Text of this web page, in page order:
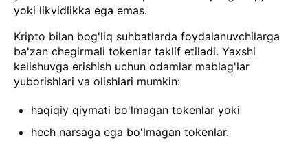
yoki likvidlikka ega emas.
Kripto bilan bog'liq suhbatlarda foydalanuvchilarga
ba'zan chegirmali tokenlar taklif etiladi. Yaxshi
kelishuvga erishish uchun odamlar mablag'lar
yuborishlari va olishlari mumkin:
haqiqiy qiymati bo'lmagan tokenlar yoki
hech narsaga ega bo'lmagan tokenlar.